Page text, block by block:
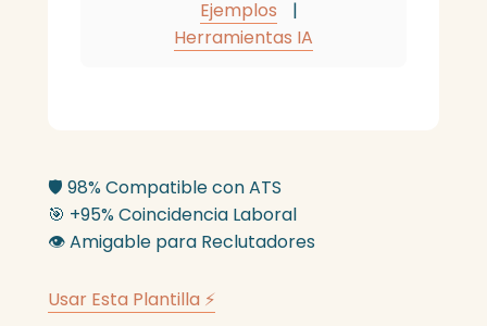
Ejemplos
|
Herramientas IA
🛡️ 98% Compatible con ATS
🎯 +95% Coincidencia Laboral
👁️Amigable para Reclutadores
Usar Esta Plantilla ⚡